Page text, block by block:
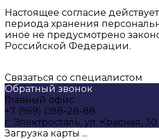
Настоящее согласие
периода хранения
иное не предусмотрено
Российской Федерации.
Связаться со специалистом
Обратный звонок
Главный офис
+7 (969) 088-28-88
г. Электросталь, ул. Красная,
Загрузка карты ...